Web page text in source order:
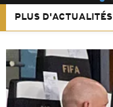
PLUS D'ACTUALITÉS